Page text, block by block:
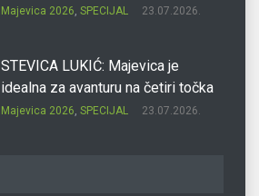
Majevica 2026, SPECIJAL 23.07.2026.
STEVICA LUKIĆ: Majevica je
idealna za avanturu na četiri točka
Majevica 2026, SPECIJAL 23.07.2026.